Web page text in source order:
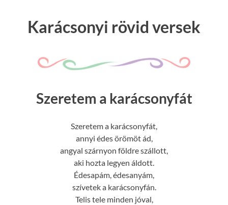
Karácsonyi rövid versek
Szeretem a karácsonyfát
Szeretem a karácsonyfát,
annyi édes örömöt ád,
angyal szárnyon földre szállott,
aki hozta legyen áldott.
Édesapám, édesanyám,
szívetek a karácsonyfán.
Telis tele minden jóval,